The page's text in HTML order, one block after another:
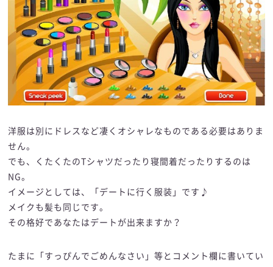
洋服は別にドレスなど凄くオシャレなものである必要はありま
せん。
でも、くたくたのTシャツだったり寝間着だったりするのは
NG。
イメージとしては、「デートに行く服装」です♪
メイクも髪も同じです。
その格好であなたはデートが出来ますか？
たまに「すっぴんでごめんなさい」等とコメント欄に書いてい